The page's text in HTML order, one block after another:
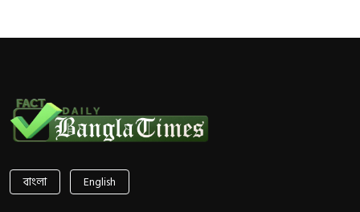
বাংলা English